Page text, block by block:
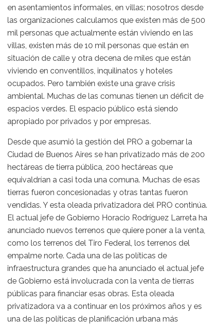
en asentamientos informales, en villas; nosotros desde
las organizaciones calculamos que existen más de 500
mil personas que actualmente están viviendo en las
villas, existen más de 10 mil personas que están en
situación de calle y otra decena de miles que están
viviendo en conventillos, inquilinatos y hoteles
ocupados. Pero también existe una grave crisis
ambiental. Muchas de las comunas tienen un déficit de
espacios verdes. El espacio público está siendo
apropiado por privados y por empresas.
Desde que asumió la gestión del PRO a gobernar la
Ciudad de Buenos Aires se han privatizado más de 200
hectáreas de tierra pública, 200 hectáreas que
equivaldrían a casi toda una comuna. Muchas de esas
tierras fueron concesionadas y otras tantas fueron
vendidas. Y esta oleada privatizadora del PRO continúa.
El actual jefe de Gobierno Horacio Rodríguez Larreta ha
anunciado nuevos terrenos que quiere poner a la venta,
como los terrenos del Tiro Federal, los terrenos del
empalme norte. Cada una de las políticas de
infraestructura grandes que ha anunciado el actual jefe
de Gobierno está involucrada con la venta de tierras
públicas para financiar esas obras. Esta oleada
privatizadora va a continuar en los próximos años y es
una de las políticas de planificación urbana más